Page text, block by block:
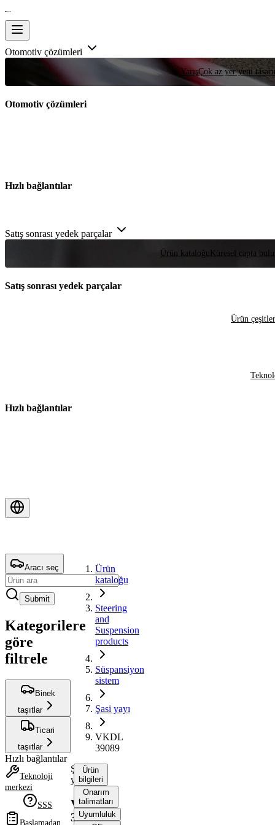
Otomotiv çözümleri
YarışÇok az yer yeni
Otomotiv çözümleri
Hızlı bağlantılar
Satış sonrası yedek parçalar
Ürün kataloğu Küresel çapta
Satış sonrası yedek parçalar
Ürün
Hızlı bağlantılar
Aracı seç
Submit
Kategorilere
göre
filtrele
Binek
taşıtlar
Ticari
taşıtlar
Hızlı bağlantılar
Teknoloji
merkezi
SSS
Başlamadan
Ürün
kataloğu
Steering
and
Suspension
products
Süspansiyon
sistem
Şasi yayı
VKDL
39089
Şasi
yayı
VKDL
39089
Ürün
bilgileri
Onarım
talimatları
Uyumluluk